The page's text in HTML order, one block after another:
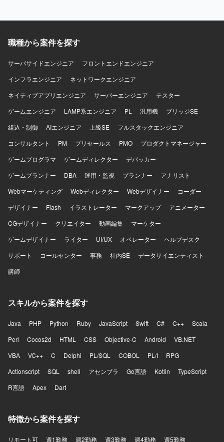
質担保もお任せいたします。既存の要件定義成果物や引き
る人物像】 曖昧な課題を自ら整理し、たたき台を作って前
ュメントや資料作成、関係者調整もプロジェクトの価値と
丁寧に連携し、多数の関係者を尊重しながら進められる方
を想定しております。ドメイン知識や業務ロジックを素早
くキャッチアップし、設計に落とし込める方、品質課題や
ボトルネックを自発的に発見し、解決までの道筋を示せる
SaaSの追加機能および新規システム開発において、設計フ
ェーズからテストまで一貫して関わることができるポジシ
品質の担保とプロジェクト推進を主導する経験を積むこと
ができます。Ruby on RailsやAWS、生成AIを活用した開
発・PoCなど、モダンな技術スタックを活かした上流工程
中心の業務に携わることができます。 【開発環境】 バック
PostgreSQL、Redis、Docker、Elasticsearchなどを利用し
ております。フロントエンドはTypeScript、React、
利用しております。インフラはAWS（EC2、RDS、
ElastiCache、S3、ElasticsearchService、Lambda、
ElasticBeanstalkなど）、Ansible、Datadog、CircleCI、
Engine Yardなどを利用しております。その他、GitHub、
職種から案件を探す
サーバサイドエンジニア
フロントエンドエンジニア
インフラエンジニア
ネットワークエンジニア
ネイティブアプリエンジニア
サーバーエンジニア
テスター
ゲームエンジニア
LAMP系エンジニア PL 汎用機
ブリッジSE
組込・制御
AIエンジニア 上級SE
フルスタックエンジニア
コンサルタント
PM プリセールス PMO
プロダクトマネージャー
ゲームプログラマ
ゲームディレクター
デバッカー
ゲームプランナー
DBA 運用・監視 プランナー
アナリスト
Webマーケティング
Webディレクター Webデザイナー
コーダー
デザイナー
Flash イラストレーター マークアップ
アニメーター
CGデザイナー
クリエイター 動画編集
マーケター
ゲームデザイナー
ライター UI/UX オペレーター
ヘルプデスク
サポート
コールセンター 事務 社内SE
データサイエンティスト
講師
スキルから案件を探す
Java PHP Python Ruby JavaScript Swift C# C++
Scala
Perl
Cocos2d HTML CSS Objective-C Android
VB.NET
VBA
VC++ C Delphi PL/SQL COBOL PL/I
RPG
Actionscript
SQL shell アセンブラ Go言語 Kotlin
TypeScript
R言語
Apex Dart
特徴から案件を探す
リモート可 週1勤務 週2勤務 週3勤務 週4勤務 週5勤務